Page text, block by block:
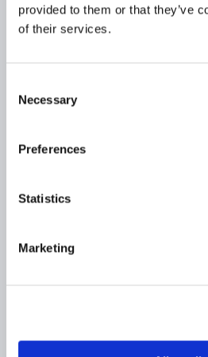
provided to them or that they’ve
of their services.
Selection
Necessary
Preferences
Statistics
Marketing